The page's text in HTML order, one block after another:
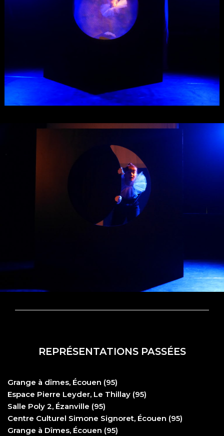
REPRÉSENTATIONS PASSÉES
Grange à dîmes, Écouen (95)
Espace Pierre Leyder, Le Thillay (95)
Salle Poly 2, Ézanville (95)
Centre Culturel Simone Signoret, Écouen (95)
Grange à Dîmes, Écouen (95)